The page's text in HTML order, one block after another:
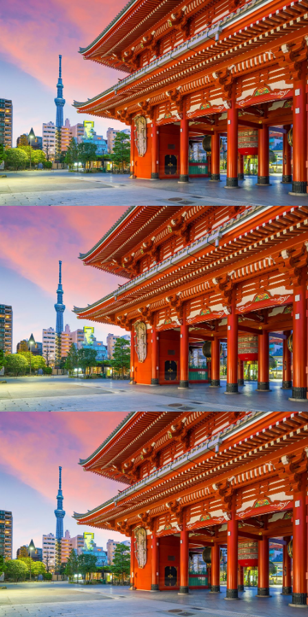
❍❍
{{username.toUpperCase()}}
我的管理
Message
我的控台
需要協助
續約查詢
Admin
登出
登入
Created BySoraTemplates | Distributed ByBlogger Templates